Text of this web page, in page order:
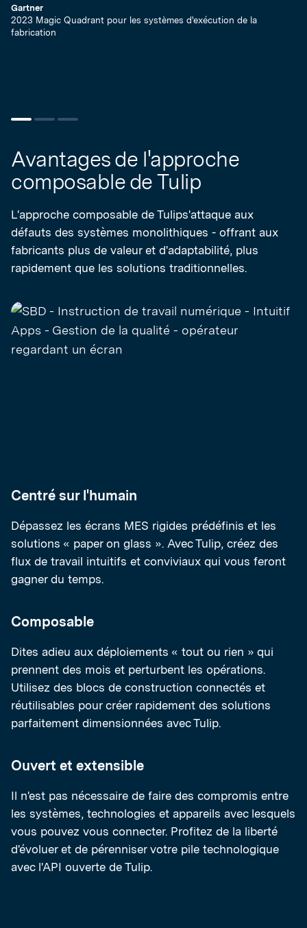
Gartner
2023 Magic Quadrant pour les systèmes d'exécution de la
fabrication
Avantages de l'approche
composable de Tulip
L'approche composable de Tulips'attaque aux
défauts des systèmes monolithiques - offrant aux
fabricants plus de valeur et d'adaptabilité, plus
rapidement que les solutions traditionnelles.
Centré sur l'humain
Dépassez les écrans MES rigides prédéfinis et les
solutions « paper on glass ». Avec Tulip, créez des
flux de travail intuitifs et conviviaux qui vous feront
gagner du temps.
Composable
Dites adieu aux déploiements « tout ou rien » qui
prennent des mois et perturbent les opérations.
Utilisez des blocs de construction connectés et
réutilisables pour créer rapidement des solutions
parfaitement dimensionnées avec Tulip.
Ouvert et extensible
Il n'est pas nécessaire de faire des compromis entre
les systèmes, technologies et appareils avec lesquels
vous pouvez vous connecter. Profitez de la liberté
d'évoluer et de pérenniser votre pile technologique
avec l'API ouverte de Tulip.